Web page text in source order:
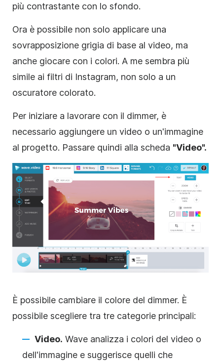
più contrastante con lo sfondo.
Ora è possibile non solo applicare una
sovrapposizione grigia di base al video, ma
anche giocare con i colori. A me sembra più
simile ai filtri di Instagram, non solo a un
oscuratore colorato.
Per iniziare a lavorare con il dimmer, è
necessario aggiungere un video o un'immagine
al progetto. Passare quindi alla scheda "Video".
È possibile cambiare il colore del dimmer. È
possibile scegliere tra tre categorie principali:
Video. Wave analizza i colori del video o
dell'immagine e suggerisce quelli che